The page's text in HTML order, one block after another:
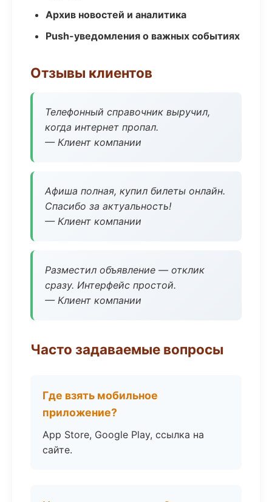
Архив новостей и аналитика
Push-уведомления о важных событиях
Отзывы клиентов
Телефонный справочник выручил,
когда интернет пропал.
— Клиент компании
Афиша полная, купил билеты онлайн.
Спасибо за актуальность!
— Клиент компании
Разместил объявление — отклик
сразу. Интерфейс простой.
— Клиент компании
Часто задаваемые вопросы
Где взять мобильное
приложение?
App Store, Google Play, ссылка на
сайте.